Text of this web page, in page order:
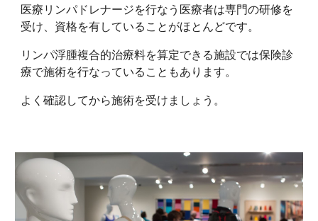
医療リンパドレナージを行なう医療者は専門の研修を
受け、資格を有していることがほとんどです。
リンパ浮腫複合的治療料を算定できる施設では保険診
療で施術を行なっていることもあります。
よく確認してから施術を受けましょう。